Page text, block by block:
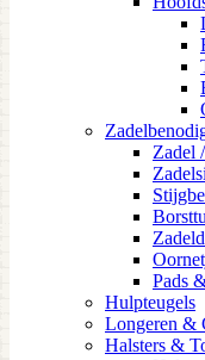
Zadel
Pads
Hulpteugels
Longeren &
Halsters &